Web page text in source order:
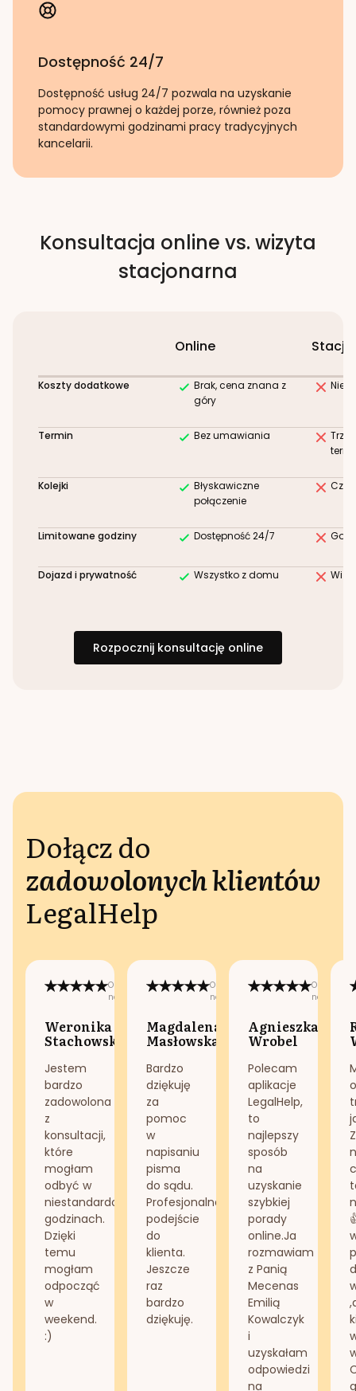
Dostępność 24/7
Dostępność usług 24/7 pozwala na uzyskanie
pomocy prawnej o każdej porze, również poza
standardowymi godzinami pracy tradycyjnych
kancelarii.
Konsultacja online vs. wizyta
stacjonarna
Online
Koszty dodatkowe
Brak, cena znana z
góry
Termin Bez umawiania
Kolejki
Błyskawiczne
połączenie
Limitowane godziny Dostępność 24/7
Dojazd i prywatność Wszystko z domu
Rozpocznij konsultację online
Dołącz do
zadowolonych klientów
LegalHelp
Opublikowano
na:
Weronika
Stachowska
Jestem
bardzo
zadowolona
z
konsultacji,
które
mogłam
odbyć w
niestandardowych
godzinach.
Dzięki
temu
mogłam
odpocząć
w
weekend.
:)
Opublikowano
na:
Magdalena
Masłowska
Bardzo
dziękuję
za
pomoc
w
napisaniu
pisma
do sądu.
Profesjonalne
podejście
do
klienta.
Jeszcze
raz
bardzo
dziękuję.
na:
Agnieszka
Wrobel
Polecam
aplikacje
LegalHelp,
to
najlepszy
sposób
na
uzyskanie
szybkiej
porady
online.Ja
rozmawiam
z Panią
Mecenas
Emilią
Kowalczyk
i
uzyskałam
odpowiedzi
na